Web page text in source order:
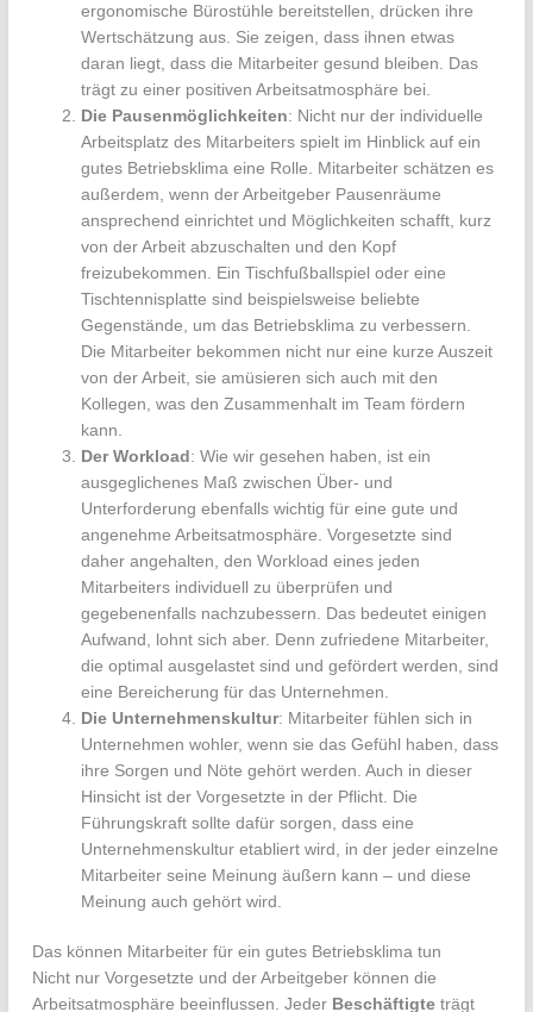
ergonomische Bürostühle bereitstellen, drücken ihre
Wertschätzung aus. Sie zeigen, dass ihnen etwas
daran liegt, dass die Mitarbeiter gesund bleiben. Das
trägt zu einer positiven Arbeitsatmosphäre bei.
Die Pausenmöglichkeiten: Nicht nur der individuelle
Arbeitsplatz des Mitarbeiters spielt im Hinblick auf ein
gutes Betriebsklima eine Rolle. Mitarbeiter schätzen es
außerdem, wenn der Arbeitgeber Pausenräume
ansprechend einrichtet und Möglichkeiten schafft, kurz
von der Arbeit abzuschalten und den Kopf
freizubekommen. Ein Tischfußballspiel oder eine
Tischtennisplatte sind beispielsweise beliebte
Gegenstände, um das Betriebsklima zu verbessern.
Die Mitarbeiter bekommen nicht nur eine kurze Auszeit
von der Arbeit, sie amüsieren sich auch mit den
Kollegen, was den Zusammenhalt im Team fördern
kann.
Der Workload : Wie wir gesehen haben, ist ein
ausgeglichenes Maß zwischen Über- und
Unterforderung ebenfalls wichtig für eine gute und
angenehme Arbeitsatmosphäre. Vorgesetzte sind
daher angehalten, den Workload eines jeden
Mitarbeiters individuell zu überprüfen und
gegebenenfalls nachzubessern. Das bedeutet einigen
Aufwand, lohnt sich aber. Denn zufriedene Mitarbeiter,
die optimal ausgelastet sind und gefördert werden, sind
eine Bereicherung für das Unternehmen.
Die Unternehmenskultur: Mitarbeiter fühlen sich in
Unternehmen wohler, wenn sie das Gefühl haben, dass
ihre Sorgen und Nöte gehört werden. Auch in dieser
Hinsicht ist der Vorgesetzte in der Pflicht. Die
Führungskraft sollte dafür sorgen, dass eine
Unternehmenskultur etabliert wird, in der jeder einzelne
Mitarbeiter seine Meinung äußern kann – und diese
Meinung auch gehört wird.
Das können Mitarbeiter für ein gutes Betriebsklima tun
Nicht nur Vorgesetzte und der Arbeitgeber können die
Arbeitsatmosphäre beeinflussen. Jeder Beschäftigte trägt